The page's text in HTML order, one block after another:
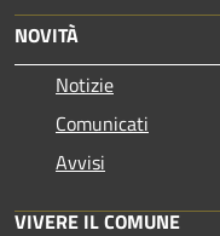
NOVITÀ
Notizie
Comunicati
Avvisi
VIVERE IL COMUNE